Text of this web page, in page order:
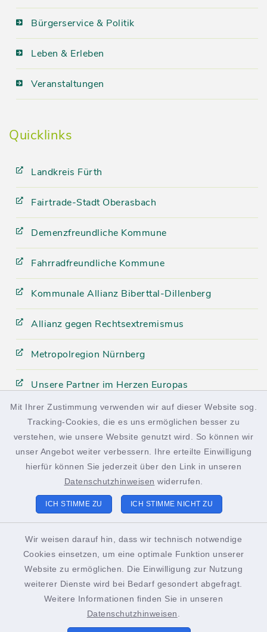
Mit Ihrer Zustimmung verwenden wir auf dieser Website sog.
Tracking-Cookies, die es uns ermöglichen besser zu
verstehen, wie unsere Website genutzt wird. So können wir
unser Angebot weiter verbessern. Ihre erteilte Einwilligung
hierfür können Sie jederzeit über den Link in unseren
Datenschutzhinweisen widerrufen.
ICH STIMME ZU ICH STIMME NICHT ZU
Wir weisen darauf hin, dass wir technisch notwendige
Cookies einsetzen, um eine optimale Funktion unserer
Website zu ermöglichen. Die Einwilligung zur Nutzung
weiterer Dienste wird bei Bedarf gesondert abgefragt.
Weitere Informationen finden Sie in unseren
Datenschutzhinweisen
Bürgerservice & Politik
Leben & Erleben
Veranstaltungen
Quicklinks
Landkreis Fürth
Fairtrade-Stadt Oberasbach
Demenzfreundliche Kommune
Fahrradfreundliche Kommune
Kommunale Allianz Biberttal-Dillenberg
Allianz gegen Rechtsextremismus
Metropolregion Nürnberg
Unsere Partner im Herzen Europas
facebook
instagram
Kontakt
Datenschutz
Impressum
Sitemap